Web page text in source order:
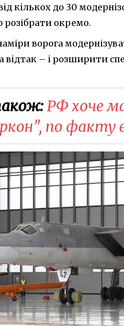
кількох до 30
окремо.
ворога
а відтак – і розширити
РФ хоче
по факту